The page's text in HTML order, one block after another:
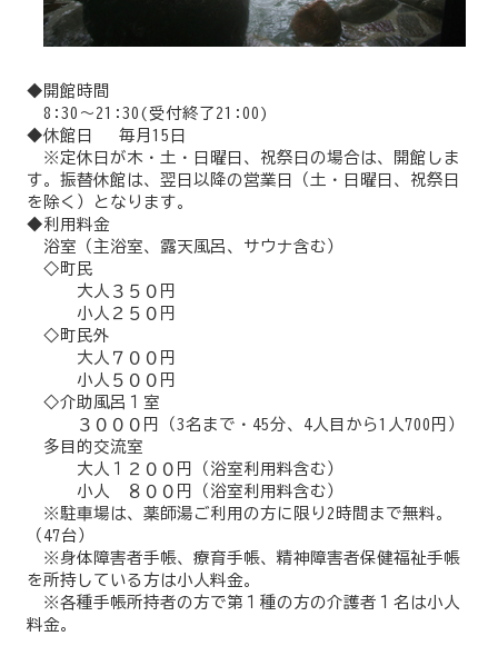
◆開館時間
8:30～21:30(受付終了21:00)
◆休館日 毎月15日
※定休日が木・土・日曜日、祝祭日の場合は、開館しま
す。振替休館は、翌日以降の営業日（土・日曜日、祝祭日
を除く）となります。
◆利用料金
浴室（主浴室、露天風呂、サウナ含む）
◇町民
大人３５０円
小人２５０円
◇町民外
大人７００円
小人５００円
◇介助風呂１室
３０００円（3名まで・45分、4人目から1人700円）
多目的交流室
大人１２００円（浴室利用料含む）
小人 ８００円（浴室利用料含む）
※駐車場は、薬師湯ご利用の方に限り2時間まで無料。
（47台）
※身体障害者手帳、療育手帳、精神障害者保健福祉手帳
を所持している方は小人料金。
※各種手帳所持者の方で第１種の方の介護者１名は小人
料金。